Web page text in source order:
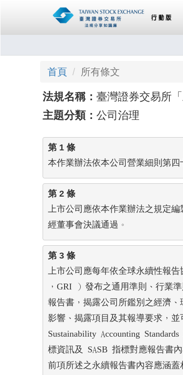
首頁 所有條文
法規名稱： 臺灣證券交易所
主題分類： 公司治理
第 1 條
本作業辦法依本公司營業細則第四
第 2 條
上市公司應依本作業辦法之規定
經董事會決議通過。
第 3 條
上市公司應每年依全球永續性報
，GRI ）發布之通用準則、行業
報告書，揭露公司所鑑別之經濟
影響、揭露項目及其報導要求，並
Sustainability Accounting
標資訊及 SASB 指標對應報告書內
前項所述之永續報告書內容應涵